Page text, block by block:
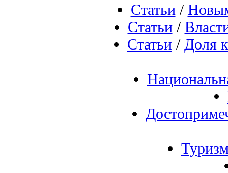
Статьи/
Статьи/
Статьи/ Доля